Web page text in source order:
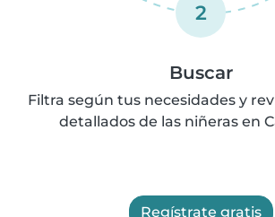
2
Buscar
Filtra según tus necesidades y
detallados de las niñeras en
Regístrate gratis